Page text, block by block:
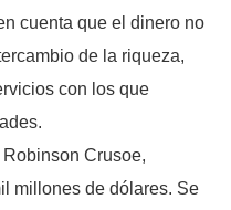
cuenta que el dinero no
de la riqueza,
con los que
Crusoe,
millones de dólares. Se